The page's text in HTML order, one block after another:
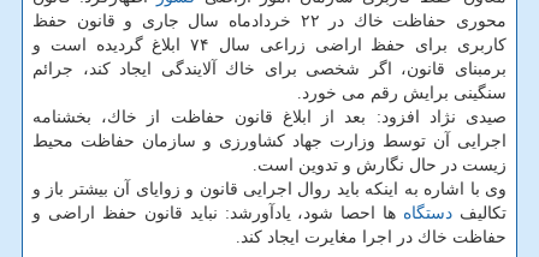
محوری حفاظت خاك در ۲۲ خردادماه سال جاری و قانون حفظ
كاربری برای حفظ اراضی زراعی سال ۷۴ ابلاغ گردیده است و
برمبنای قانون، اگر شخصی برای خاك آلایندگی ایجاد كند، جرائم
سنگینی برایش رقم می خورد.
صیدی نژاد افزود: بعد از ابلاغ قانون حفاظت از خاك، بخشنامه
اجرایی آن توسط وزارت جهاد كشاورزی و سازمان حفاظت محیط
زیست در حال نگارش و تدوین است.
وی با اشاره به اینكه باید روال اجرایی قانون و زوایای آن بیشتر باز و
تكالیف دستگاه ها احصا شود، یادآورشد: نباید قانون حفظ اراضی و
حفاظت خاك در اجرا مغایرت ایجاد كند.